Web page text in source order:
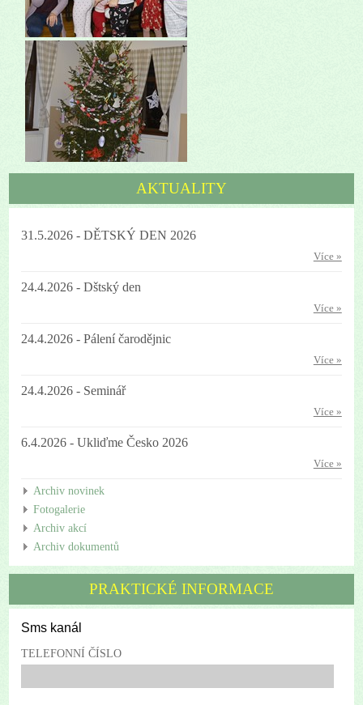
AKTUALITY
31.5.2026 - DĚTSKÝ DEN 2026
Více »
24.4.2026 - Dštský den
Více »
24.4.2026 - Pálení čarodějnic
Více »
24.4.2026 - Seminář
Více »
6.4.2026 - Ukliďme Česko 2026
Více »
Archiv novinek
Fotogalerie
Archiv akcí
Archiv dokumentů
PRAKTICKÉ INFORMACE
Sms kanál
TELEFONNÍ ČÍSLO